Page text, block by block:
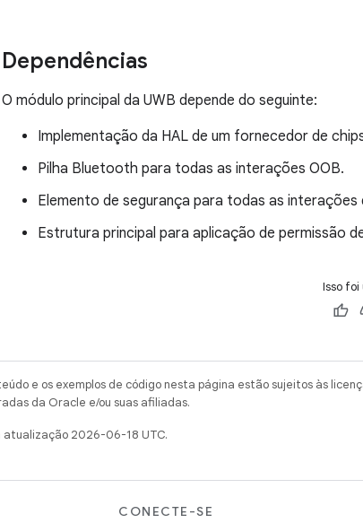
Dependências
O módulo principal da UWB depende do seguinte:
Implementação da HAL de um fornecedor de
Pilha Bluetooth para todas as interações OOB.
Elemento de segurança para todas as interações
Estrutura principal para aplicação de permissão
Isso foi
e os exemplos de código nesta página estão sujeitos às
da Oracle e/ou suas afiliadas.
atualização 2026-06-18 UTC.
CONECTE-SE